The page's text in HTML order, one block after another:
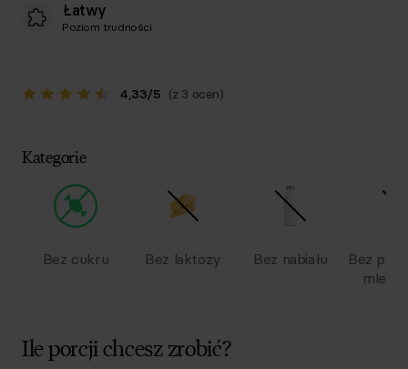
Łatwy
Poziom trudności
4,33/5 (z 3 ocen)
Kategorie
Bez cukru Bez laktozy Bez nabiału
Bez
Ile porcji chcesz zrobić?